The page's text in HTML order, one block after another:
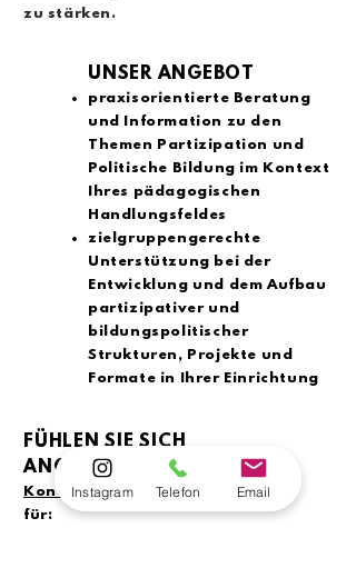
zu stärken.
UNSER ANGEBOT
praxisorientierte Beratung
und Information zu den
Themen Partizipation und
Politische Bildung im Kontext
Ihres pädagogischen
Handlungsfeldes
zielgruppengerechte
Unterstützung bei der
Entwicklung und dem Aufbau
partizipativer und
bildungspolitischer
Strukturen, Projekte und
Formate in Ihrer Einrichtung
FÜHLEN SIE SICH
ANGESPROCHEN?
Kontaktieren
Sie uns gerne
für:
Instagram Telefon Email